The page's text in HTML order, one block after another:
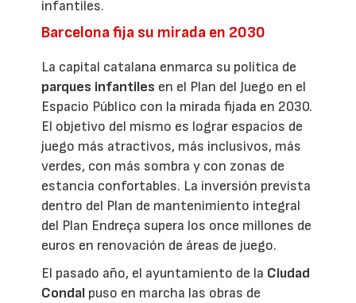
infantiles.
Barcelona fija su mirada en 2030
La capital catalana enmarca su política de
parques infantiles en el Plan del Juego en el
Espacio Público con la mirada fijada en 2030.
El objetivo del mismo es lograr espacios de
juego más atractivos, más inclusivos, más
verdes, con más sombra y con zonas de
estancia confortables. La inversión prevista
dentro del Plan de mantenimiento integral
del Plan Endreça supera los once millones de
euros en renovación de áreas de juego.
El pasado año, el ayuntamiento de la Ciudad
Condal puso en marcha las obras de